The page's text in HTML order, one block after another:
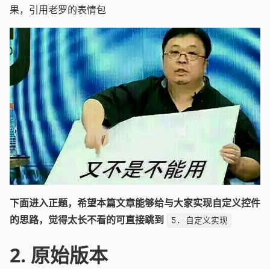
果，引用老罗的表情包
下面进入正题，希望本篇文章能够给与大家实现自定义控件
的思路，觉得太长不看的可直接跳到
5. 自定义实现
2. 原始版本